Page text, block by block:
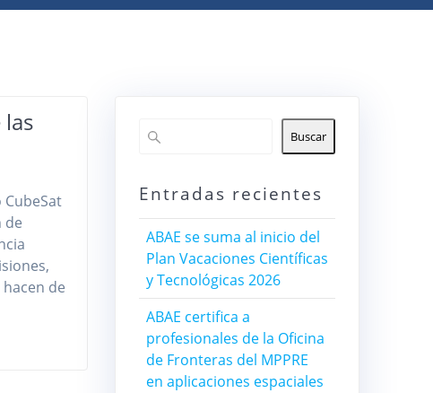
de
de
Buscar
Entradas recientes
ABAE se suma al inicio del
Plan Vacaciones Científicas
y Tecnológicas 2026
ABAE certifica a
profesionales de la Oficina
de Fronteras del MPPRE
en aplicaciones espaciales